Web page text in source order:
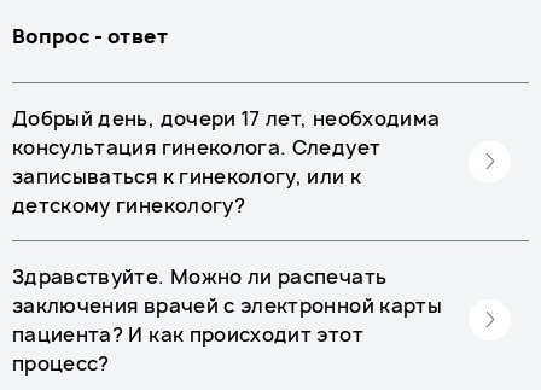
Вопрос - ответ
Добрый день, дочери 17 лет, необходима
консультация гинеколога. Следует
записываться к гинекологу, или к
детскому гинекологу?
Здравствуйте. Можно ли распечать
заключения врачей с электронной карты
пациента? И как происходит этот
процесс?